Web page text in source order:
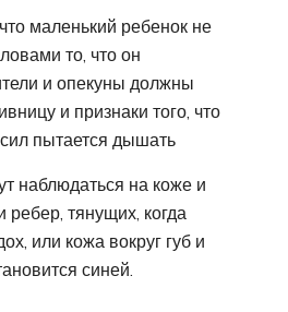
маленький ребенок не
то, что он
и опекуны должны
и признаки того, что
пытается дышать
наблюдаться на коже и
тянущих, когда
или кожа вокруг губ и
синей.